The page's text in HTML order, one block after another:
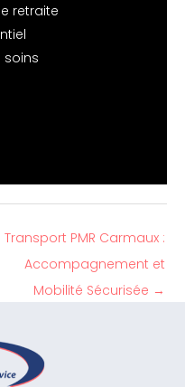
retraite
soins
Transport PMR Carmaux :
Accompagnement et
Mobilité Sécurisée →